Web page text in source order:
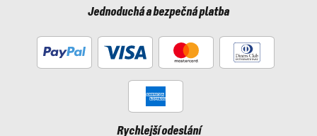
Jednoduchá a bezpečná platba
Rychlejší odeslání